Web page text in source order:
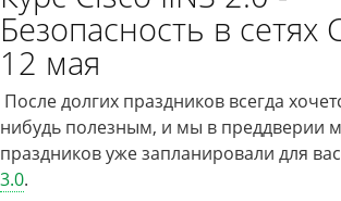
Безопасность в сетях
12 мая
После долгих праздников всегда
нибудь полезным, и мы в преддверии
праздников уже запланировали для
3.0.